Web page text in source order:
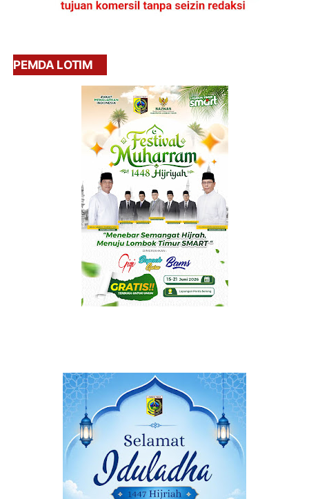
PEMDA LOTIM